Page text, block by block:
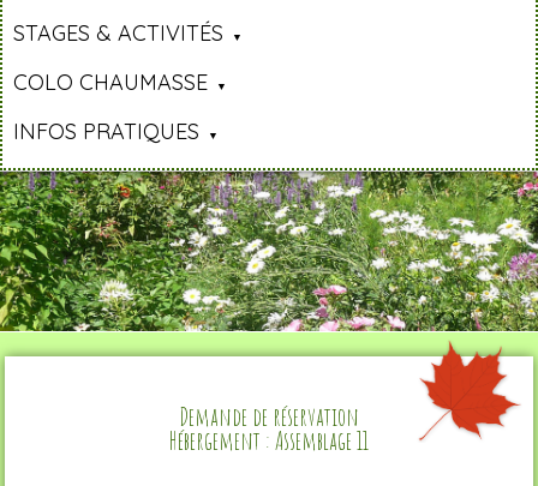
STAGES & ACTIVITÉS
COLO CHAUMASSE
INFOS PRATIQUES
Demande de réservation
Hébergement : Assemblage 11